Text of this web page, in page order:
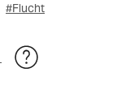
#Flucht